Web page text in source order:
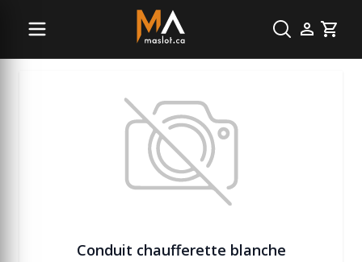
Cart
Chauffage
Conduit chaufferette blanche